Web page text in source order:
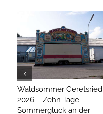
Waldsommer Geretsried
2026 – Zehn Tage
Sommerglück an der